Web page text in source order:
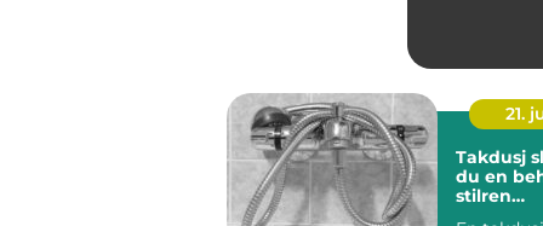
21.
Takdusj slik skaper
du en
stilren